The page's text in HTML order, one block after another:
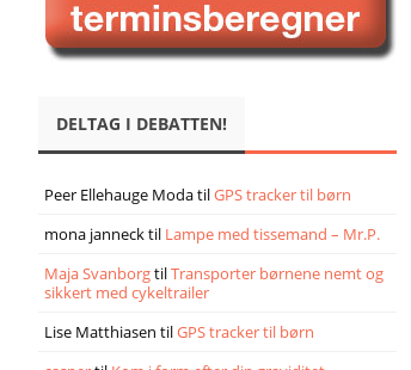
DELTAG I DEBATTEN!
Peer Ellehauge ModatilGPS tracker til børn
mona jannecktil Lampe med tissemand – Mr.P.
Maja SvanborgtilTransporter børnene nemt og
sikkert med cykeltrailer
Lise Matthiasen tilGPS tracker til børn